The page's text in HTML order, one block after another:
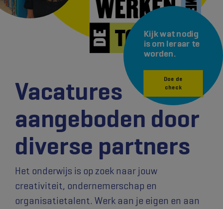
Kijk wat nodig
is om leraar te
worden.
Doe de
check
Vacatures
aangeboden door
diverse partners
Het onderwijs is op zoek naar jouw
creativiteit, ondernemerschap en
organisatietalent. Werk aan je eigen en aan